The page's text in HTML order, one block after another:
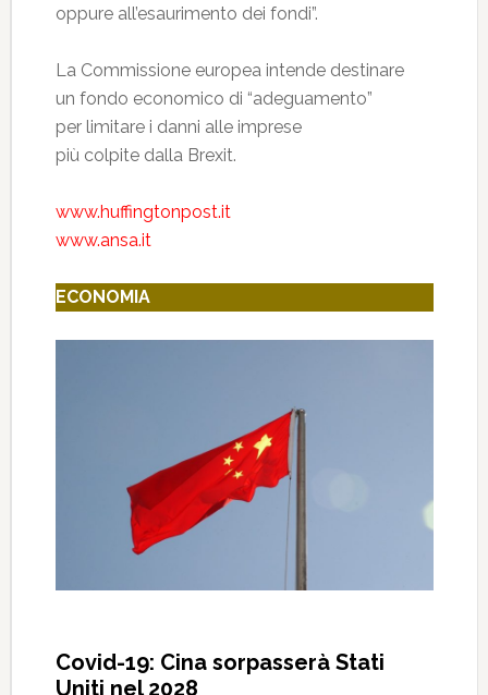
oppure all’esaurimento dei fondi”.
La Commissione europea intende destinare
un fondo economico di “adeguamento”
per limitare i danni alle imprese
più colpite dalla Brexit.
www.huffingtonpost.it
www.ansa.it
ECONOMIA
Covid-19: Cina sorpasserà Stati
Uniti nel 2028